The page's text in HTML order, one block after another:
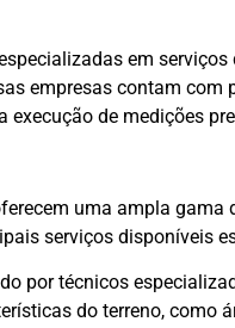
em
empresas contam
de medições
uma ampla gama
serviços disponíveis
por técnicos
do terreno, como